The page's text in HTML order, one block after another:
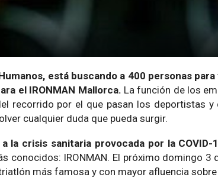
está buscando a 400 personas
el IRONMAN Mallorca. La función de los
recorrido por el que pasan los deportistas y
cualquier duda que pueda surgir.
la crisis sanitaria provocada por la COVID-
conocidos: IRONMAN. El próximo domingo 3
más famosa y con mayor afluencia